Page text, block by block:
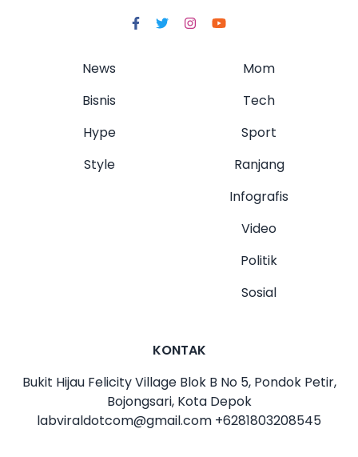
News
Bisnis
Hype
Style
Mom
Tech
Sport
Ranjang
Infografis
Video
Politik
Sosial
KONTAK
Bukit Hijau Felicity Village Blok B No 5, Pondok Petir,
Bojongsari, Kota Depok
labviraldotcom@gmail.com +6281803208545